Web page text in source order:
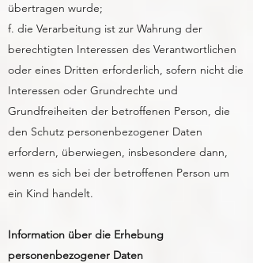
übertragen wurde;
f. die Verarbeitung ist zur Wahrung der
berechtigten Interessen des Verantwortlichen
oder eines Dritten erforderlich, sofern nicht die
Interessen oder Grundrechte und
Grundfreiheiten der betroffenen Person, die
den Schutz personenbezogener Daten
erfordern, überwiegen, insbesondere dann,
wenn es sich bei der betroffenen Person um
ein Kind handelt.
Information über die Erhebung
personenbezogener Daten